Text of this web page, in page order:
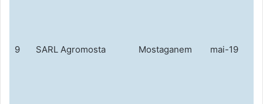
9 SARL Agromosta Mostaganem mai-19